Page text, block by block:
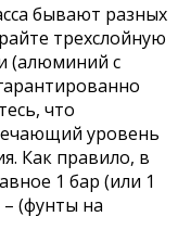
бывают разных
трехслойную
(алюминий с
что
уровень
Как правило, в
1 бар (или 1
(фунты на